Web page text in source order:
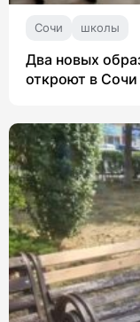
Сочи школы
Два новых
откроют в Сочи